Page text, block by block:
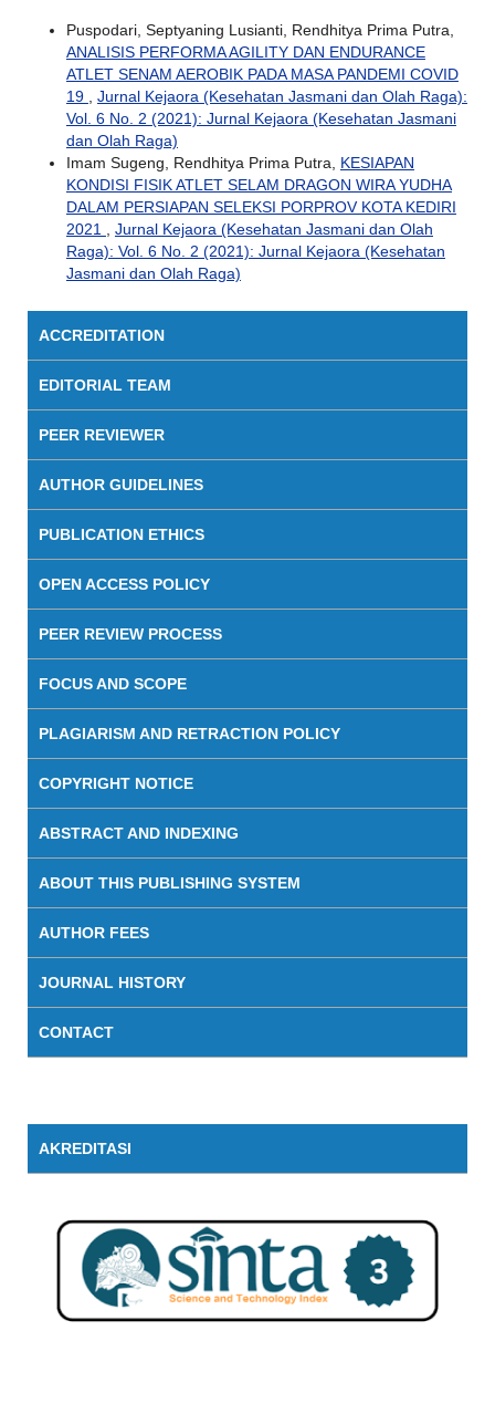
Puspodari, Septyaning Lusianti, Rendhitya Prima Putra,
ANALISIS PERFORMA AGILITY DAN ENDURANCE
ATLET SENAM AEROBIK PADA MASA PANDEMI COVID
19 , Jurnal Kejaora (Kesehatan Jasmani dan Olah Raga):
Vol. 6 No. 2 (2021): Jurnal Kejaora (Kesehatan Jasmani
dan Olah Raga)
Imam Sugeng, Rendhitya Prima Putra, KESIAPAN
KONDISI FISIK ATLET SELAM DRAGON WIRA YUDHA
DALAM PERSIAPAN SELEKSI PORPROV KOTA KEDIRI
2021 , Jurnal Kejaora (Kesehatan Jasmani dan Olah
Raga): Vol. 6 No. 2 (2021): Jurnal Kejaora (Kesehatan
Jasmani dan Olah Raga)
ACCREDITATION
EDITORIAL TEAM
PEER REVIEWER
AUTHOR GUIDELINES
PUBLICATION ETHICS
OPEN ACCESS POLICY
PEER REVIEW PROCESS
FOCUS AND SCOPE
PLAGIARISM AND RETRACTION POLICY
COPYRIGHT NOTICE
ABSTRACT AND INDEXING
ABOUT THIS PUBLISHING SYSTEM
AUTHOR FEES
JOURNAL HISTORY
CONTACT
AKREDITASI